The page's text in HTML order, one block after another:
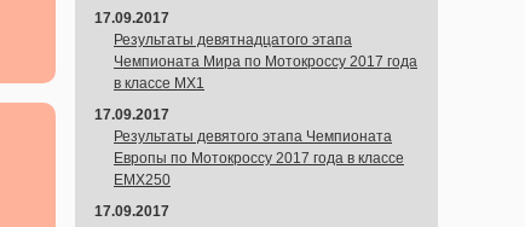
17.09.2017
Результаты девятнадцатого этапа
Чемпионата Мира по Мотокроссу 2017 года
в классе MX1
17.09.2017
Результаты девятого этапа Чемпионата
Европы по Мотокроссу 2017 года в классе
EMX250
17.09.2017